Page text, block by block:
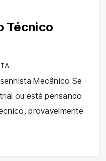
Técnico
Mecânico Se
ou está pensando
provavelmente